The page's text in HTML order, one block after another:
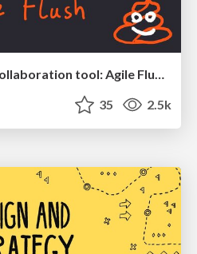
Creating an realtime collaboration tool: Agile Flush - .NET Oxford
35 2.5k